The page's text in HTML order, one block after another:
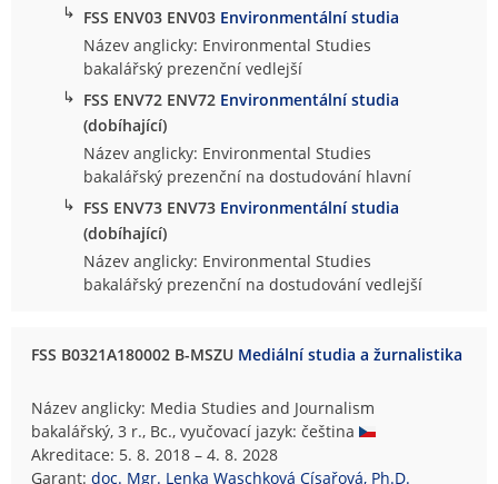
↳ FSS ENV03 ENV03 Environmentální studia
Název anglicky: Environmental Studies
bakalářský prezenční vedlejší
↳ FSS ENV72 ENV72 Environmentální studia
(dobíhající)
Název anglicky: Environmental Studies
bakalářský prezenční na dostudování hlavní
↳ FSS ENV73 ENV73 Environmentální studia
(dobíhající)
Název anglicky: Environmental Studies
bakalářský prezenční na dostudování vedlejší
FSS B0321A180002 B-MSZU Mediální studia a žurnalistika
Název anglicky: Media Studies and Journalism
bakalářský, 3 r., Bc., vyučovací jazyk: čeština
Akreditace: 5. 8. 2018 – 4. 8. 2028
Garant:doc. Mgr. Lenka Waschková Císařová, Ph.D.